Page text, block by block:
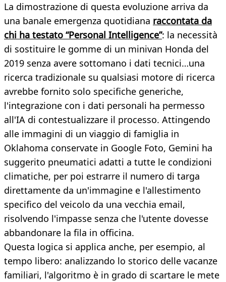
La dimostrazione di questa evoluzione arriva da
una banale emergenza quotidiana raccontata da
chi ha testato “Personal Intelligence”: la necessità
di sostituire le gomme di un minivan Honda del
2019 senza avere sottomano i dati tecnici…una
ricerca tradizionale su qualsiasi motore di ricerca
avrebbe fornito solo specifiche generiche,
l'integrazione con i dati personali ha permesso
all'IA di contestualizzare il processo. Attingendo
alle immagini di un viaggio di famiglia in
Oklahoma conservate in Google Foto, Gemini ha
suggerito pneumatici adatti a tutte le condizioni
climatiche, per poi estrarre il numero di targa
direttamente da un'immagine e l'allestimento
specifico del veicolo da una vecchia email,
risolvendo l'impasse senza che l'utente dovesse
abbandonare la fila in officina.
Questa logica si applica anche, per esempio, al
tempo libero: analizzando lo storico delle vacanze
familiari, l'algoritmo è in grado di scartare le mete